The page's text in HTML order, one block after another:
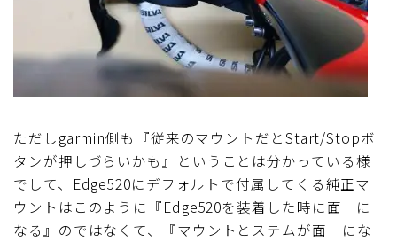
ただしgarmin側も『従来のマウントだとStart/Stopボ
タンが押しづらいかも』ということは分かっている様
でして、Edge520にデフォルトで付属してくる純正マ
ウントはこのように『Edge520を装着した時に面一に
なる』のではなくて、『マウントとステムが面一にな